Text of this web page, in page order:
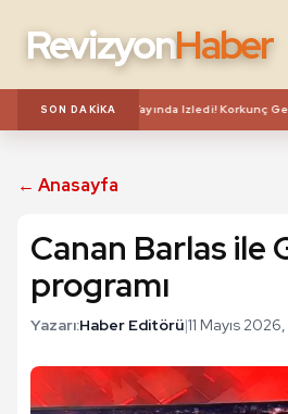
RevizyonHaber
SON DAKIKA
Arama Açtırıp Canlı Yayında Izledi! Korkunç
← Anasayfa
Canan Barlas ile
programı
Yazarı:Haber Editörü|11 Mayıs